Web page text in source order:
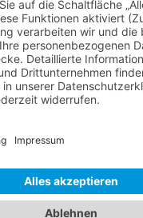
Impressum
Startseite Ziele
Im Verein
info@cdw-wallenhorst.de